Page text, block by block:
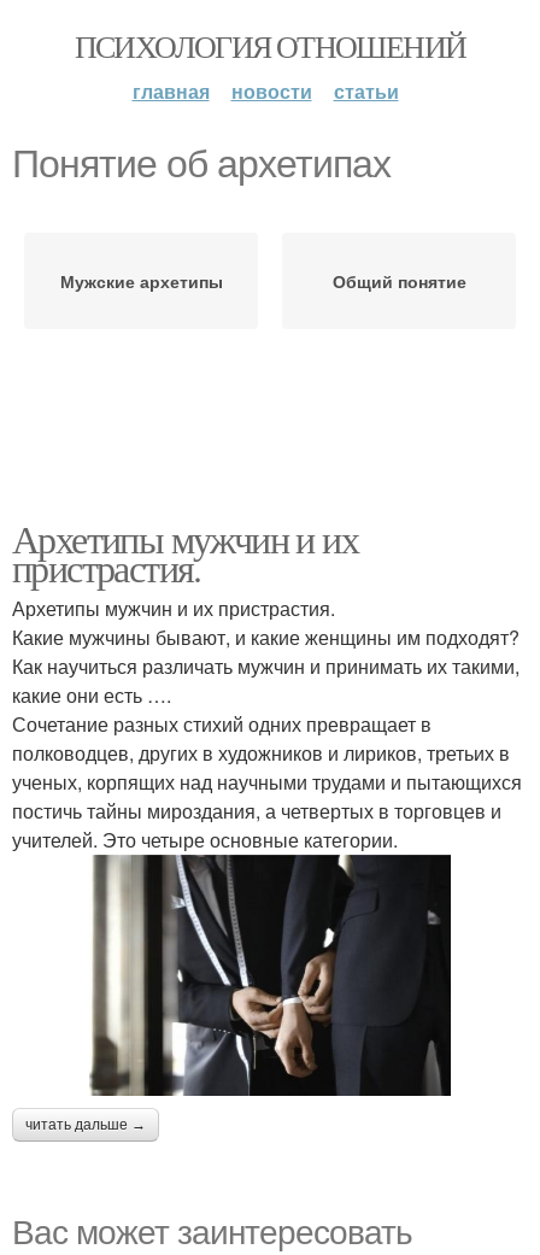
ПСИХОЛОГИЯ ОТНОШЕНИЙ
главная новости статьи
Понятие об архетипах
Мужские архетипы Общий понятие
Архетипы мужчин и их
пристрастия.
Архетипы мужчин и их пристрастия.
Какие мужчины бывают, и какие женщины им подходят?
Как научиться различать мужчин и принимать их такими,
какие они есть ….
Сочетание разных стихий одних превращает в
полководцев, других в художников и лириков, третьих в
ученых, корпящих над научными трудами и пытающихся
постичь тайны мироздания, а четвертых в торговцев и
учителей. Это четыре основные категории.
читать дальше →
Вас может заинтересовать